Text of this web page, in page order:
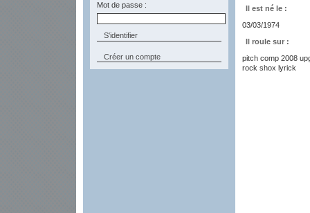
Mot de passe :
Créer un compte
Il est né le :
03/03/1974
Il roule sur :
pitch comp 2008
rock shox lyrick